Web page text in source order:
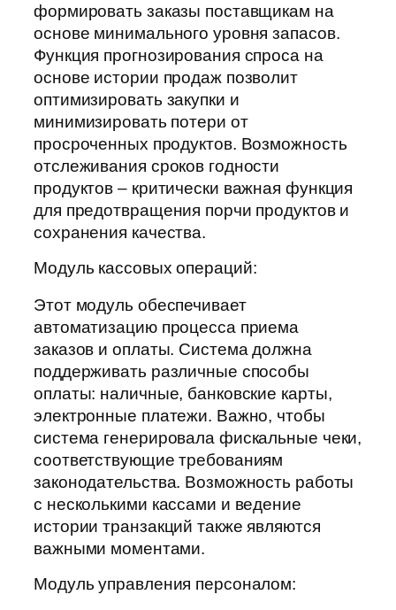
формировать заказы поставщикам на
основе минимального уровня запасов.
Функция прогнозирования спроса на
основе истории продаж позволит
оптимизировать закупки и
минимизировать потери от
просроченных продуктов. Возможность
отслеживания сроков годности
продуктов – критически важная функция
для предотвращения порчи продуктов и
сохранения качества.
Модуль кассовых операций:
Этот модуль обеспечивает
автоматизацию процесса приема
заказов и оплаты. Система должна
поддерживать различные способы
оплаты: наличные, банковские карты,
электронные платежи. Важно, чтобы
система генерировала фискальные чеки,
соответствующие требованиям
законодательства. Возможность работы
с несколькими кассами и ведение
истории транзакций также являются
важными моментами.
Модуль управления персоналом: